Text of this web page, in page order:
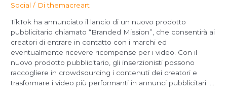
Social / Dithemacreart
TikTok ha annunciato il lancio di un nuovo prodotto
pubblicitario chiamato “Branded Mission”, che consentirà ai
creatori di entrare in contatto con i marchi ed
eventualmente ricevere ricompense per i video. Con il
nuovo prodotto pubblicitario, gli inserzionisti possono
raccogliere in crowdsourcing i contenuti dei creatori e
trasformare i video più performanti in annunci pubblicitari. …